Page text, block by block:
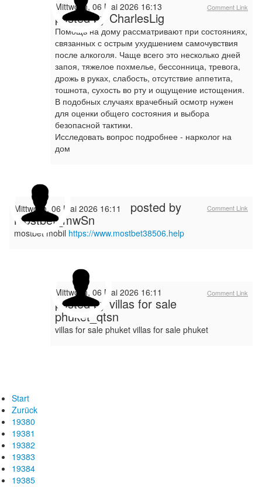
Comment Link
Mittwoch, 06 Mai 2026 16:13
posted by CharlesLig
Помощь на дому рассматривают при состояниях,
связанных с острым ухудшением самочувствия
после алкоголя. Чаще всего это несколько дней
запоя, тяжелое похмелье, бессонница, тревога,
дрожь в руках, слабость, отсутствие аппетита,
тошнота, сухость во рту и ощущение истощения.
В подобных случаях врачебный осмотр нужен
для оценки общего состояния и выбора
безопасной тактики.
Исследовать вопрос подробнее - нарколог на
дом
Comment Link
Mittwoch, 06 Mai 2026 16:11 posted by
mostbet_mwSn
mostbet mobil https://www.mostbet38506.help
Comment Link
Mittwoch, 06 Mai 2026 16:11
posted by villas for sale
phuket_qtsn
villas for sale phuket villas for sale phuket
Start
Zurück
19380
19381
19382
19383
19384
19385